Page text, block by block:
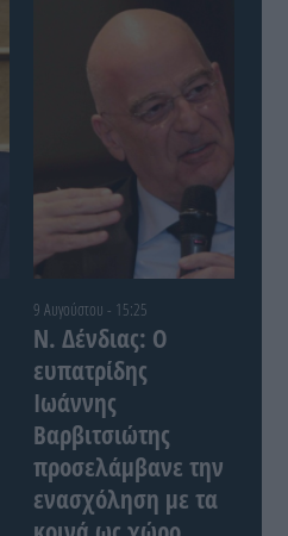
9 Αυγούστου - 15:25
Ν. Δένδιας: Ο
ευπατρίδης
Ιωάννης
Βαρβιτσιώτης
προσελάμβανε την
ενασχόληση με τα